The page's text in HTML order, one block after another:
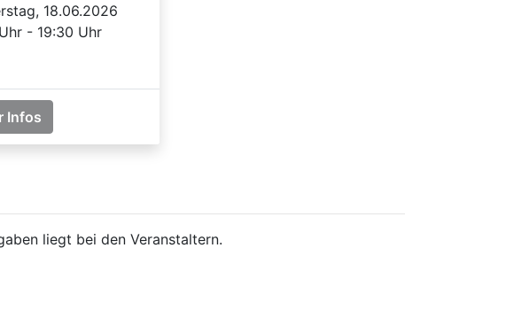
18.06.2026
- 19:30 Uhr
Infos
liegt bei den Veranstaltern.